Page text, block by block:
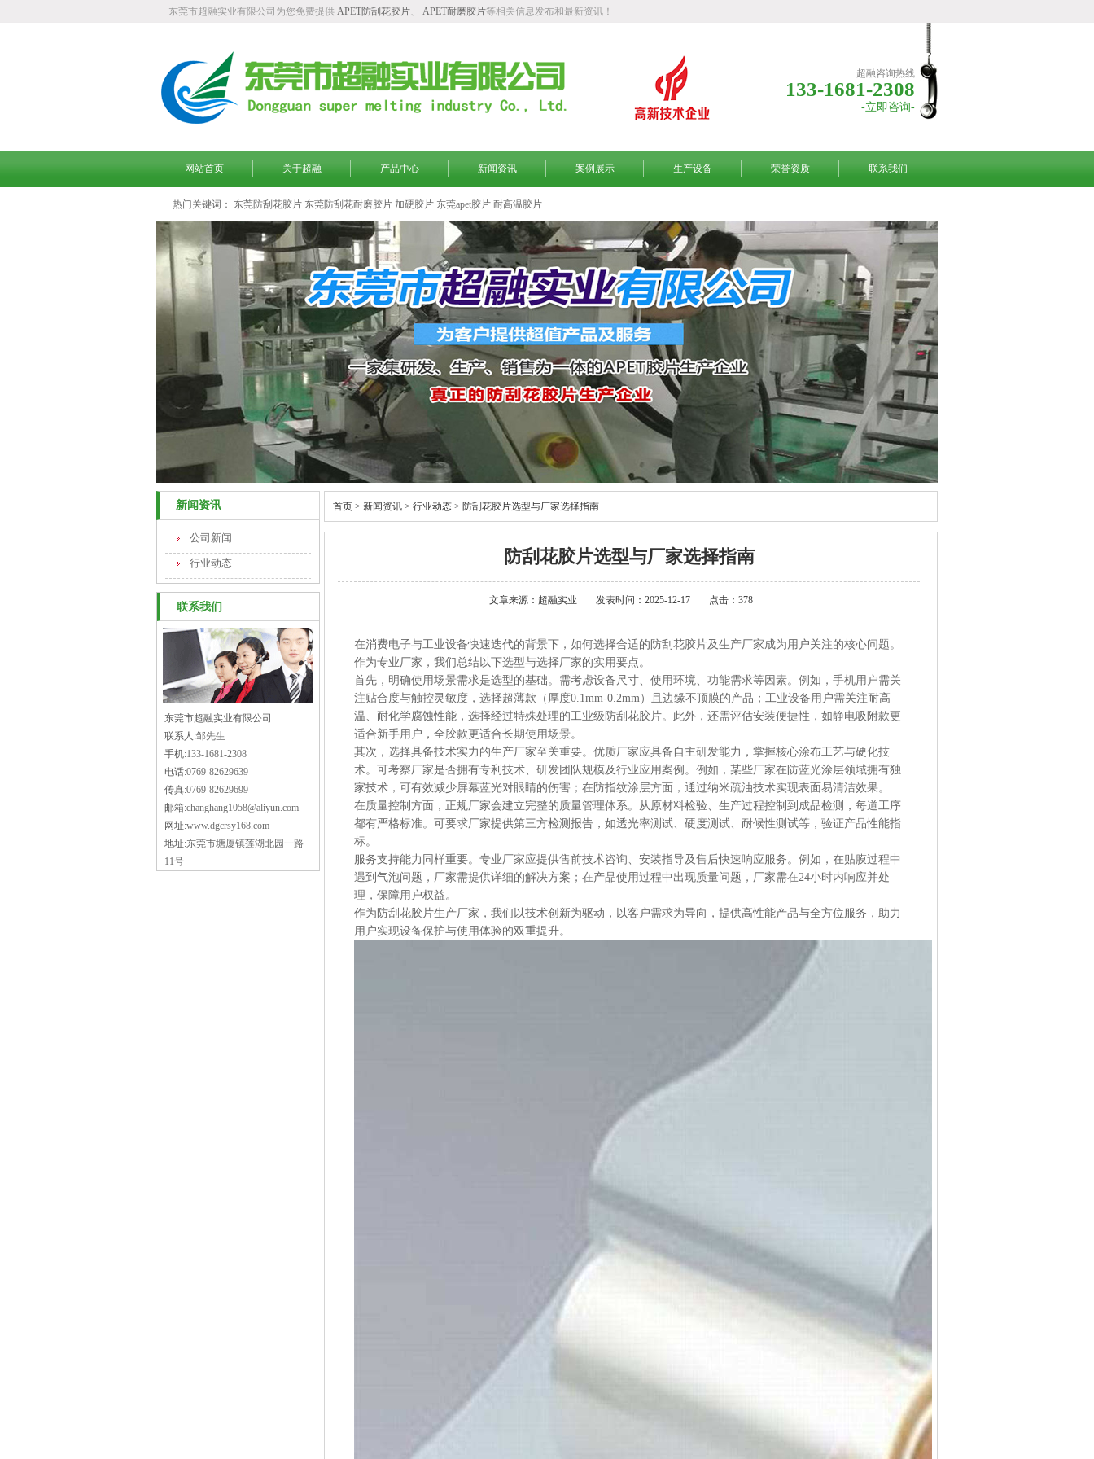
东莞市超融实业有限公司为您免费提供 APET防刮花胶片、 APET耐磨胶片等相关信息发布和最新资讯！
超融咨询热线
133-1681-2308
-立即咨询-
网站首页 关于超融 产品中心 新闻资讯 案例展示 生产设备 荣誉资质 联系我们
热门关键词： 东莞防刮花胶片 东莞防刮花耐磨胶片 加硬胶片 东莞apet胶片 耐高温胶片
新闻资讯
公司新闻
行业动态
联系我们
东莞市超融实业有限公司
联系人:邹先生
手机:133-1681-2308
电话:0769-82629639
传真:0769-82629699
邮箱:changhang1058@aliyun.com
网址:www.dgcrsy168.com
地址:东莞市塘厦镇莲湖北园一路
11号
首页 > 新闻资讯 > 行业动态 > 防刮花胶片选型与厂家选择指南
防刮花胶片选型与厂家选择指南
文章来源：超融实业 发表时间：2025-12-17 点击：378
在消费电子与工业设备快速迭代的背景下，如何选择合适的防刮花胶片及生产厂家成为用户关注的核心问题。
作为专业厂家，我们总结以下选型与选择厂家的实用要点。
首先，明确使用场景需求是选型的基础。需考虑设备尺寸、使用环境、功能需求等因素。例如，手机用户需关
注贴合度与触控灵敏度，选择超薄款（厚度0.1mm-0.2mm）且边缘不顶膜的产品；工业设备用户需关注耐高
温、耐化学腐蚀性能，选择经过特殊处理的工业级防刮花胶片。此外，还需评估安装便捷性，如静电吸附款更
适合新手用户，全胶款更适合长期使用场景。
其次，选择具备技术实力的生产厂家至关重要。优质厂家应具备自主研发能力，掌握核心涂布工艺与硬化技
术。可考察厂家是否拥有专利技术、研发团队规模及行业应用案例。例如，某些厂家在防蓝光涂层领域拥有独
家技术，可有效减少屏幕蓝光对眼睛的伤害；在防指纹涂层方面，通过纳米疏油技术实现表面易清洁效果。
在质量控制方面，正规厂家会建立完整的质量管理体系。从原材料检验、生产过程控制到成品检测，每道工序
都有严格标准。可要求厂家提供第三方检测报告，如透光率测试、硬度测试、耐候性测试等，验证产品性能指
标。
服务支持能力同样重要。专业厂家应提供售前技术咨询、安装指导及售后快速响应服务。例如，在贴膜过程中
遇到气泡问题，厂家需提供详细的解决方案；在产品使用过程中出现质量问题，厂家需在24小时内响应并处
理，保障用户权益。
作为防刮花胶片生产厂家，我们以技术创新为驱动，以客户需求为导向，提供高性能产品与全方位服务，助力
用户实现设备保护与使用体验的双重提升。